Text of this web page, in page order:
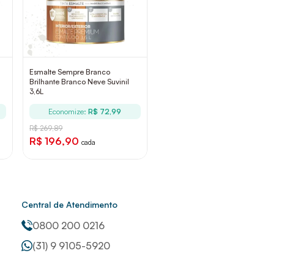
Esmalte Sempre Branco
Brilhante Branco Neve Suvinil
3,6L
Economize:R$ 72,99
R$ 269,89
R$ 196,90 cada
Central de Atendimento
0800 200 0216
(31) 9 9105-5920